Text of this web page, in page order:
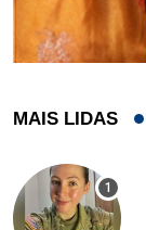
MAIS LIDAS